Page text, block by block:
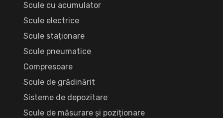
Scule cu acumulator
Scule electrice
Scule staționare
Scule pneumatice
Compresoare
Scule de grădinărit
Sisteme de depozitare
Scule de măsurare și poziționare